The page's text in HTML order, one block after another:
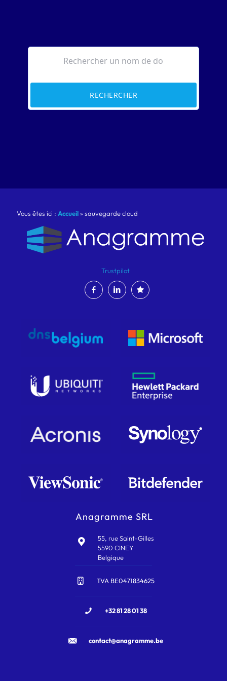
RECHERCHER
Vous êtes ici : Accueil» sauvegarde cloud
Trustpilot
Anagramme SRL
55, rue Saint-Gilles
5590 CINEY
Belgique
TVA BE0471834625
+32 81 28 01 38
contact@anagramme.be